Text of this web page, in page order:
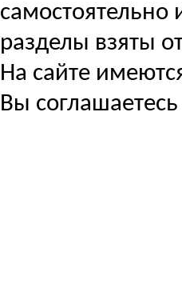
самостоятельно
разделы взяты
На сайте
Вы